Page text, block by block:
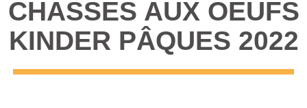
CHASSES AUX OEUFS
KINDER PÂQUES 2022